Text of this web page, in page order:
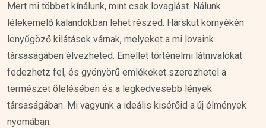
Mert mi többet kínálunk, mint csak lovaglást. Nálunk
lélekemelő kalandokban lehet részed. Hárskut környékén
lenyűgöző kilátások várnak, melyeket a mi lovaink
társaságáben élvezheted. Emellet történelmi látnivalókat
fedezhetz fel, és gyönyörű emlékeket szerezhetel a
természet ölelésében és a legkedvesebb lények
társaságában. Mi vagyunk a ideális kisérőid a új élmények
nyomában.